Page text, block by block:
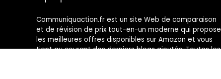
Communiquaction.fr est un site Web de comparaison
et de révision de prix tout-en-un moderne qui propose
les meilleures offres disponibles sur Amazon et vous
tient au courant des derniers blogs ajoutés. Toutes les